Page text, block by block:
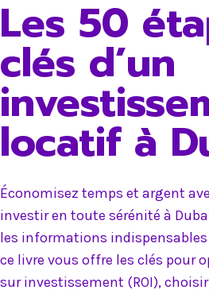
Les 50
clés d’un
locatif à
Économisez temps et argent
investir en toute sérénité à
les informations indispensables
ce livre vous offre les clés pour
sur investissement (ROI),